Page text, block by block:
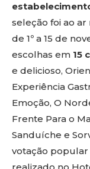
seleção foi ao ar
de 1º a 15 de
escolhas em 15
e delicioso,
Experiência
Emoção, O
Frente Para o
Sanduíche e
votação